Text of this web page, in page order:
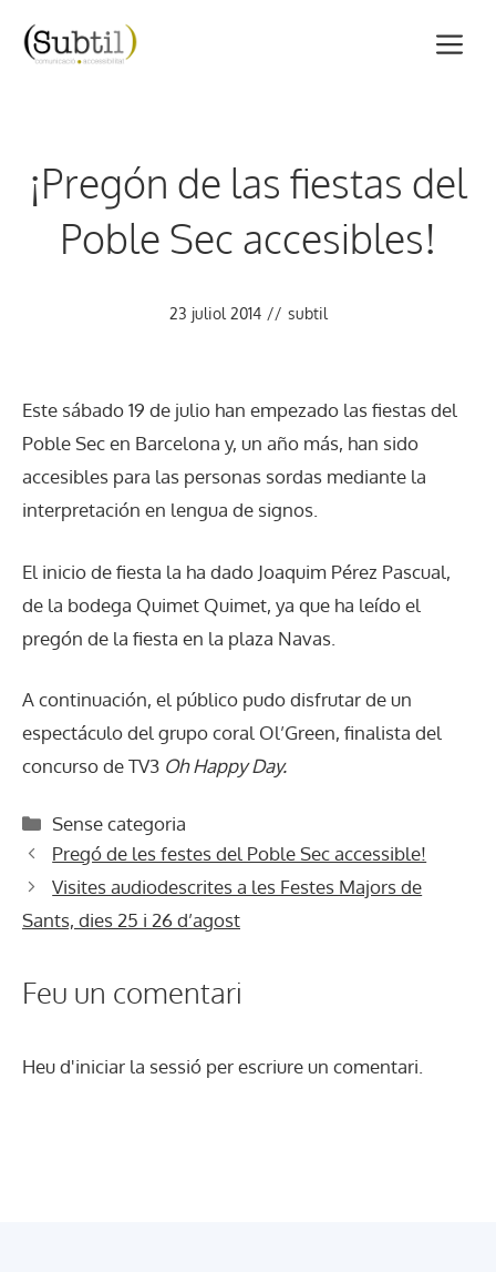
¡Pregón de las fiestas del
Poble Sec accesibles!
23 juliol 2014 // subtil
Este sábado 19 de julio han empezado las fiestas del
Poble Sec en Barcelona y, un año más, han sido
accesibles para las personas sordas mediante la
interpretación en lengua de signos.
El inicio de fiesta la ha dado Joaquim Pérez Pascual,
de la bodega Quimet Quimet, ya que ha leído el
pregón de la fiesta en la plaza Navas.
A continuación, el público pudo disfrutar de un
espectáculo del grupo coral Ol’Green, finalista del
concurso de TV3 Oh Happy Day.
Categories
Sense categoria
Pregó de les festes del Poble Sec accessible!
Visites audiodescrites a les Festes Majors de
Sants, dies 25 i 26 d’agost
Feu un comentari
Heu d'iniciar la sessió per escriure un comentari.